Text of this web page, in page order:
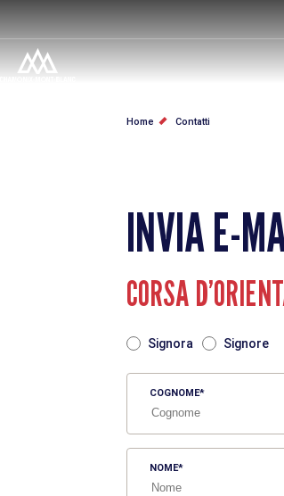
contenuto
principale
BRICIOLE
PANE
Home Contatti
INVIA E-
CORSA
Signora Signore
COGNOME
NOME